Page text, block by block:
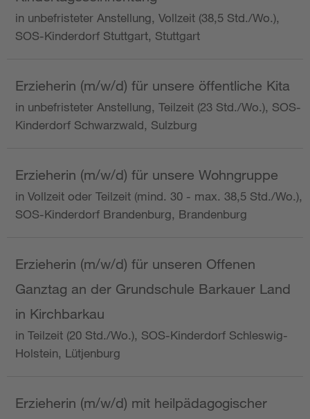
in unbefristeter Anstellung, Vollzeit (38,5 Std./Wo.),
SOS-Kinderdorf Stuttgart, Stuttgart
Erzieherin (m/w/d) für unsere öffentliche Kita
in unbefristeter Anstellung, Teilzeit (23 Std./Wo.), SOS-
Kinderdorf Schwarzwald, Sulzburg
Erzieherin (m/w/d) für unsere Wohngruppe
in Vollzeit oder Teilzeit (mind. 30 - max. 38,5 Std./Wo.),
SOS-Kinderdorf Brandenburg, Brandenburg
Erzieherin (m/w/d) für unseren Offenen
Ganztag an der Grundschule Barkauer Land
in Kirchbarkau
in Teilzeit (20 Std./Wo.), SOS-Kinderdorf Schleswig-
Holstein, Lütjenburg
Erzieherin (m/w/d) mit heilpädagogischer